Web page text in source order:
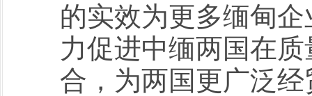
的实效为更多缅甸
力促进中缅两国在
合，为两国更广泛